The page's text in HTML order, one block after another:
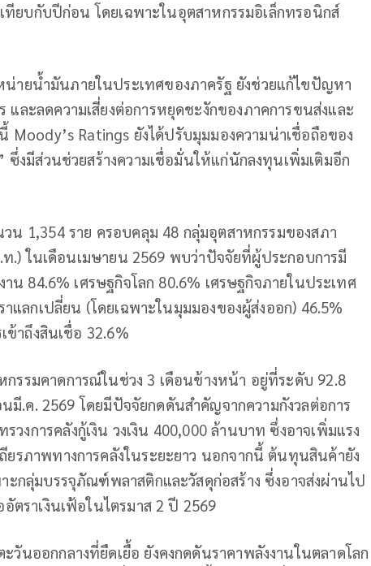
ทียบกับปีก่อน โดยเฉพาะในอุตสาหกรรมอิเล็กทรอนิกส์
น่ายน้ำมันภายในประเทศของภาครัฐ ยังช่วยแก้ไขปัญหา
ละลดความเสี่ยงต่อการหยุดชะงักของภาคการขนส่งและ
Moody’s Ratings ยังได้ปรับมุมมองความน่าเชื่อถือของ
ซึ่งมีส่วนช่วยสร้างความเชื่อมั่นให้แก่นักลงทุนเพิ่มเติมอีก
น 1,354 ราย ครอบคลุม 48 กลุ่มอุตสาหกรรมของสภา
.) ในเดือนเมษายน 2569 พบว่าปัจจัยที่ผู้ประกอบการมี
น 84.6% เศรษฐกิจโลก 80.6% เศรษฐกิจภายในประเทศ
แลกเปลี่ยน (โดยเฉพาะในมุมมองของผู้ส่งออก) 46.5%
ข้าถึงสินเชื่อ 32.6%
รรมคาดการณ์ในช่วง 3 เดือนข้างหน้า อยู่ที่ระดับ 92.8
มี.ค. 2569 โดยมีปัจจัยกดดันสำคัญจากความกังวลต่อการ
งการคลังกู้เงิน วงเงิน 400,000 ล้านบาท ซึ่งอาจเพิ่มแรง
รภาพทางการคลังในระยะยาว นอกจากนี้ ต้นทุนสินค้ายัง
ะกลุ่มบรรจุภัณฑ์พลาสติกและวัสดุก่อสร้าง ซึ่งอาจส่งผ่านไป
ตราเงินเฟ้อในไตรมาส 2 ปี 2569
วันออกกลางที่ยืดเยื้อ ยังคงกดดันราคาพลังงานในตลาดโลก